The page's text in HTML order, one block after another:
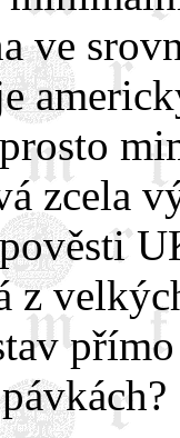
ve
zcela
z